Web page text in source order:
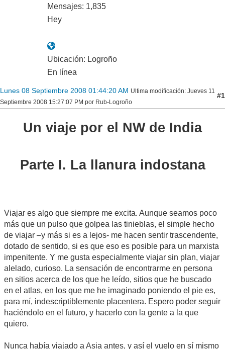
Mensajes: 1,835
Hey
Ubicación: Logroño
En línea
Lunes 08 Septiembre 2008 01:44:20 AM Ultima modificación: Jueves 11
Septiembre 2008 15:27:07 PM por Rub-Logroño
#1
Un viaje por el NW de India
Parte I. La llanura indostana
Viajar es algo que siempre me excita. Aunque seamos poco
más que un pulso que golpea las tinieblas, el simple hecho
de viajar –y más si es a lejos- me hacen sentir trascendente,
dotado de sentido, si es que eso es posible para un marxista
impenitente. Y me gusta especialmente viajar sin plan, viajar
alelado, curioso. La sensación de encontrarme en persona
en sitios acerca de los que he leído, sitios que he buscado
en el atlas, en los que me he imaginado poniendo el pie es,
para mí, indescriptiblemente placentera. Espero poder seguir
haciéndolo en el futuro, y hacerlo con la gente a la que
quiero.
Nunca había viajado a Asia antes, y así el vuelo en sí mismo